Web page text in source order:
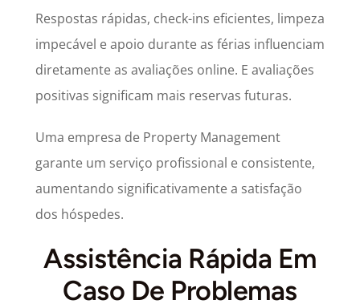
Respostas rápidas, check-ins eficientes, limpeza
impecável e apoio durante as férias influenciam
diretamente as avaliações online. E avaliações
positivas significam mais reservas futuras.
Uma empresa de Property Management
garante um serviço profissional e consistente,
aumentando significativamente a satisfação
dos hóspedes.
Assistência Rápida Em
Caso De Problemas